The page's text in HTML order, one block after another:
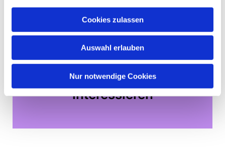
Cookies zulassen
Auswahl erlauben
Nur notwendige Cookies
Dies könnte Sie auch
interessieren